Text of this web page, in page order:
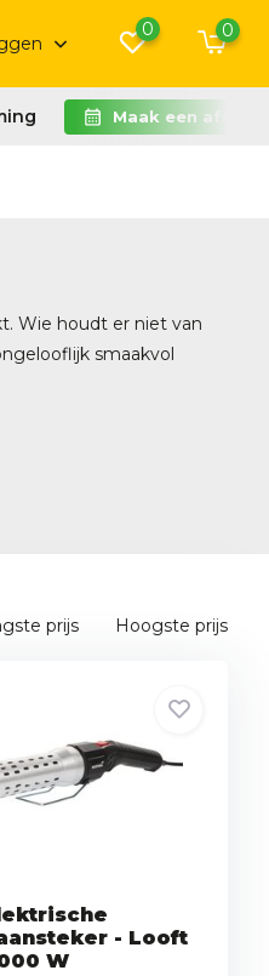
0 0
Maak een
Wie houdt er niet van
smaakvol
prijs Hoogste prijs
- Looft
W